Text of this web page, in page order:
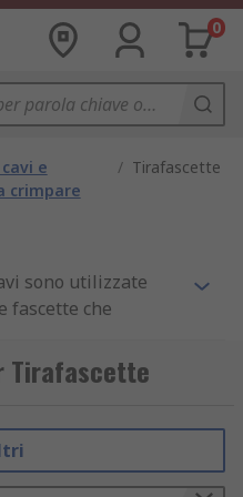
0
e
crimpare
/ Tirafascette
sono utilizzate
fascette che
ideale per il
per cavi per
affilate e aiutano
Tirafascette